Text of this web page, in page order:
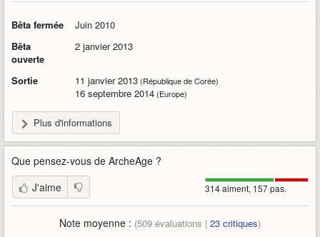
Bêta fermée
Juin 2010
Bêta
ouverte
2 janvier 2013
Sortie 11 janvier 2013(République de Corée)
16 septembre 2014(Europe)
Plus d'informations
Que pensez-vous de ArcheAge ?
314 aiment, 157 pas.
J'aime
Note moyenne : (509 évaluations | 23 critiques)